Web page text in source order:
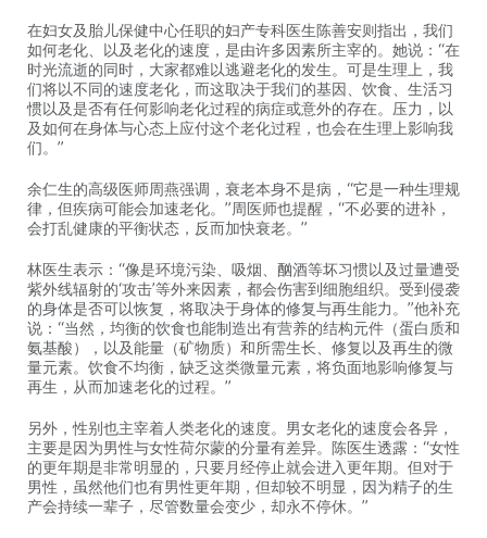
在妇女及胎儿保健中心任职的妇产专科医生陈善安则指出，我们
如何老化、以及老化的速度，是由许多因素所主宰的。她说：“在
时光流逝的同时，大家都难以逃避老化的发生。可是生理上，我
们将以不同的速度老化，而这取决于我们的基因、饮食、生活习
惯以及是否有任何影响老化过程的病症或意外的存在。压力，以
及如何在身体与心态上应付这个老化过程，也会在生理上影响我
们。”
余仁生的高级医师周燕强调，衰老本身不是病，“它是一种生理规
律，但疾病可能会加速老化。”周医师也提醒，“不必要的进补，
会打乱健康的平衡状态，反而加快衰老。”
林医生表示：“像是环境污染、吸烟、酗酒等坏习惯以及过量遭受
紫外线辐射的‘攻击’等外来因素，都会伤害到细胞组织。受到侵袭
的身体是否可以恢复，将取决于身体的修复与再生能力。”他补充
说：“当然，均衡的饮食也能制造出有营养的结构元件（蛋白质和
氨基酸），以及能量（矿物质）和所需生长、修复以及再生的微
量元素。饮食不均衡，缺乏这类微量元素，将负面地影响修复与
再生，从而加速老化的过程。”
另外，性别也主宰着人类老化的速度。男女老化的速度会各异，
主要是因为男性与女性荷尔蒙的分量有差异。陈医生透露：“女性
的更年期是非常明显的，只要月经停止就会进入更年期。但对于
男性，虽然他们也有男性更年期，但却较不明显，因为精子的生
产会持续一辈子，尽管数量会变少，却永不停休。”